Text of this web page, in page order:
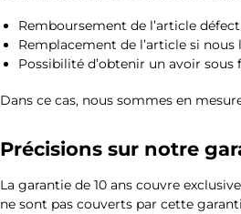
Remboursement de l’article
Remplacement de l’article si nous
Possibilité d’obtenir un avoir sous
Dans ce cas, nous sommes en
Précisions sur notre
La garantie de 10 ans couvre
ne sont pas couverts par cette